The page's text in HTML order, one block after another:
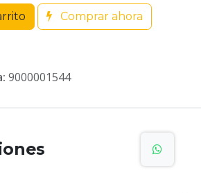
Comprar ahora
9000001544